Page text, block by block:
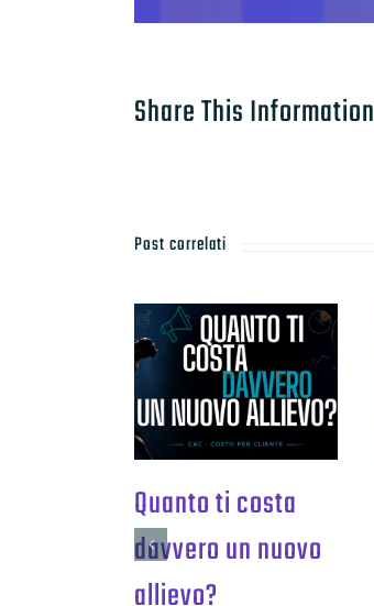
Share This Information
Post correlati
Quanto ti costa
davvero un nuovo